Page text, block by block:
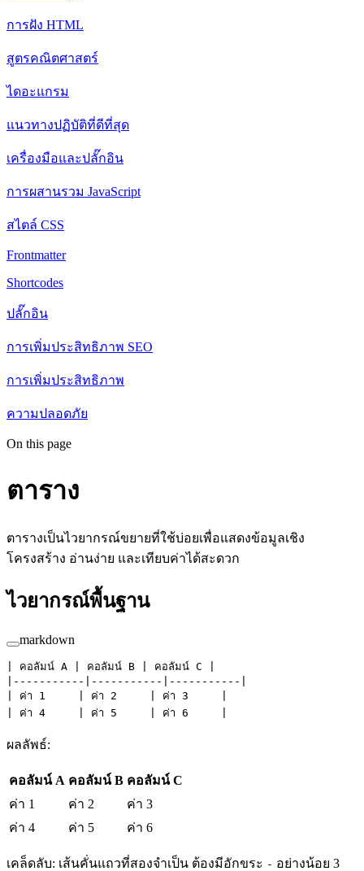
การฝัง HTML
สูตรคณิตศาสตร์
ไดอะแกรม
แนวทางปฏิบัติที่ดีที่สุด
เครื่องมือและปลั๊กอิน
การผสานรวม JavaScript
สไตล์ CSS
Frontmatter
Shortcodes
ปลั๊กอิน
การเพิ่มประสิทธิภาพ SEO
การเพิ่มประสิทธิภาพ
ความปลอดภัย
On this page
ตาราง
ตารางเป็นไวยากรณ์ขยายที่ใช้บ่อยเพื่อแสดงข้อมูลเชิง
โครงสร้าง อ่านง่าย และเทียบค่าได้สะดวก
ไวยากรณ์พื้นฐาน
markdown
| คอลัมน์ A | คอลัมน์ B | คอลัมน์ C |
|-----------|-----------|-----------|
| ค่า 1     | ค่า 2     | ค่า 3     |
| ค่า 4     | ค่า 5     | ค่า 6     |
ผลลัพธ์:
คอลัมน์ A คอลัมน์ B คอลัมน์ C
ค่า 1
ค่า 2
ค่า 3
ค่า 4
ค่า 5 ค่า 6
เคล็ดลับ: เส้นคั่นแถวที่สองจำเป็น ต้องมีอักขระ - อย่างน้อย 3